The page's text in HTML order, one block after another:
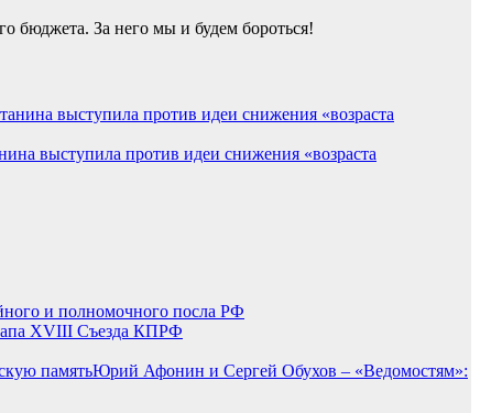
бюджета. За него мы и будем бороться!
выступила против идеи снижения «возраста
и полномочного посла РФ
XVIII Съезда КПРФ
Юрий Афонин и Сергей Обухов – «Ведомостям»: